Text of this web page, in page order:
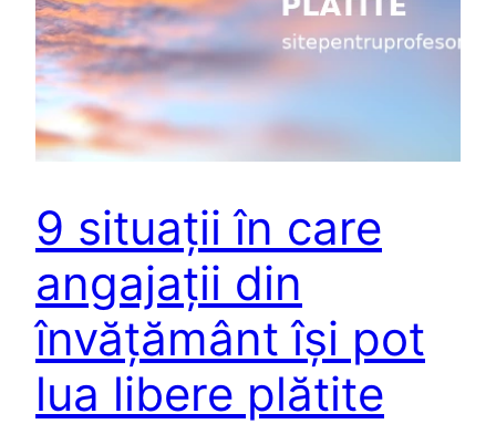
9 situații în care
angajații din
învățământ își pot
lua libere plătite